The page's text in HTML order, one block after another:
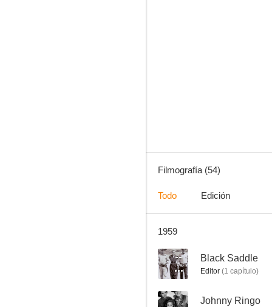
6.0
Filmografía (54)
Todo Edición
1959
-- Black Saddle
Editor (1 capítulo)
-- Johnny Ringo